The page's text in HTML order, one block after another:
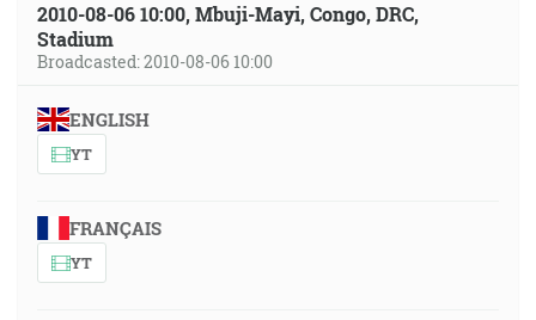
2010-08-06 10:00, Mbuji-Mayi, Congo, DRC,
Stadium
Broadcasted: 2010-08-06 10:00
ENGLISH
YT
FRANÇAIS
YT